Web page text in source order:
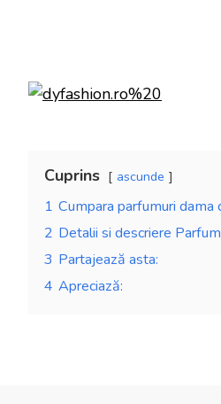
Cuprins ascunde
1 Cumpara parfumuri dama
2 Detalii si descriere
3 Partajează asta:
4 Apreciază: